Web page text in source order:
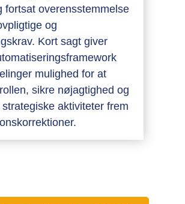
fortsat overensstemmelse
og
Kort sagt giver
mulighed for at
sikre nøjagtighed og
aktiviteter frem